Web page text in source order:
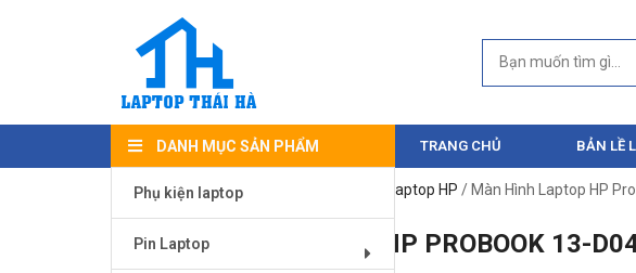
DANH MỤC SẢN PHẨM
Phụ kiện laptop
Pin Laptop
TRANG CHỦ BẢN LỀ
Trang chủ/Màn hình laptop Màn hình laptop HP / Màn Hình Laptop HP
MÀN HÌNH LAPTOP HP PROBOOK 13-